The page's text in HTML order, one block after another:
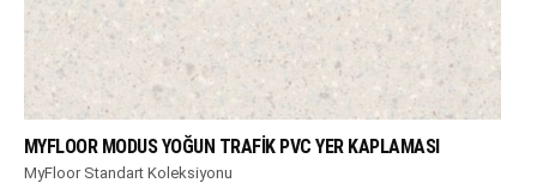
WHATSAPP DESTEK
MYFLOOR MODUS YOĞUN TRAFIK PVC YER KAPLAMASI
MyFloor Standart Koleksiyonu